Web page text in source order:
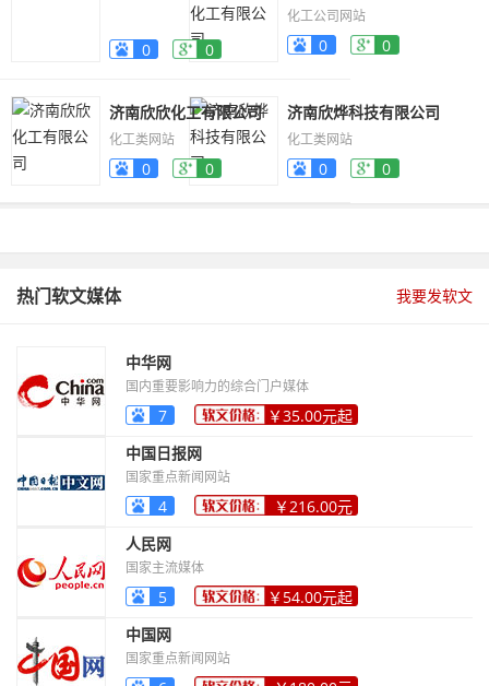
0 0
化工公司网站
0 0
济南欣欣化工有限公司
化工类网站
0 0
济南欣烨科技有限公司
化工类网站
0 0
热门软文媒体 我要发软文
中华网
国内重要影响力的综合门户媒体
7
￥35.00元起
中国日报网
国家重点新闻网站
4
￥216.00元
人民网
国家主流媒体
5
￥54.00元起
中国网
国家重点新闻网站